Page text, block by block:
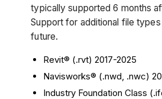
typically supported 6 months
Support for additional file
future.
Revit® (.rvt) 2017-2025
Navisworks® (.nwd, .nwc)
Industry Foundation Class